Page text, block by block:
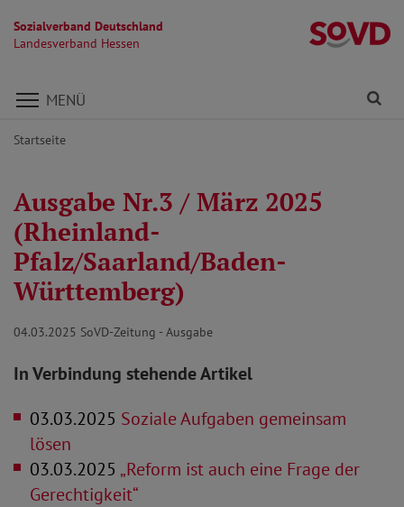
Sozialverband Deutschland
Landesverband Hessen
Direkt zu den Inhalten springen
MENÜ
Startseite
Ausgabe Nr.3 / März 2025
(Rheinland-
Pfalz/Saarland/Baden-
Württemberg)
04.03.2025 SoVD-Zeitung - Ausgabe
In Verbindung stehende Artikel
03.03.2025 Soziale Aufgaben gemeinsam
lösen
03.03.2025 „Reform ist auch eine Frage der
Gerechtigkeit“